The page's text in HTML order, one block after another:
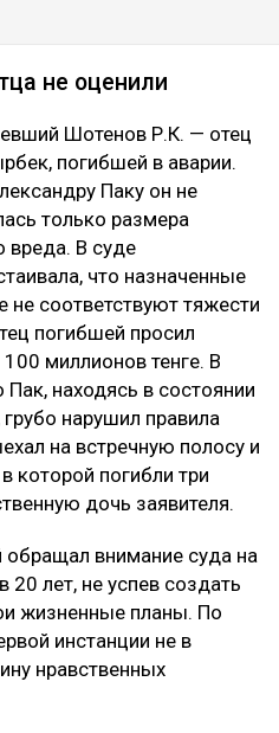
не оценили
Шотенов Р.К. — отец
погибшей в аварии.
Паку он не
только размера
вреда. В суде
что назначенные
не соответствуют тяжести
погибшей просил
миллионов тенге. В
находясь в состоянии
нарушил правила
на встречную полосу и
которой погибли три
дочь заявителя.
обращал внимание суда на
20 лет, не успев создать
жизненные планы. По
инстанции не в
нравственных